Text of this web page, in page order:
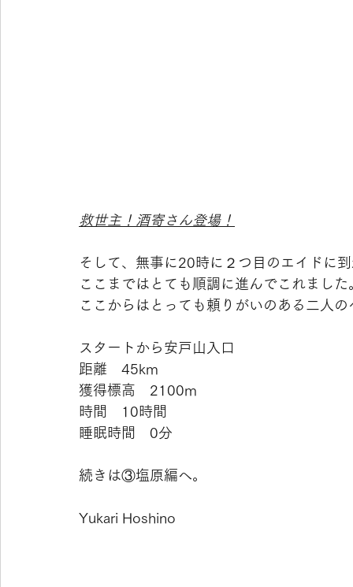
救世主！酒寄さん登場！
そして、無事に20時に２つ目のエイドに
ここまではとても順調に進んでこれました
ここからはとっても頼りがいのある二人
スタートから安戸山入口
距離　45km
獲得標高　2100m
時間　10時間
睡眠時間　0分
続きは③塩原編へ。
Yukari Hoshino